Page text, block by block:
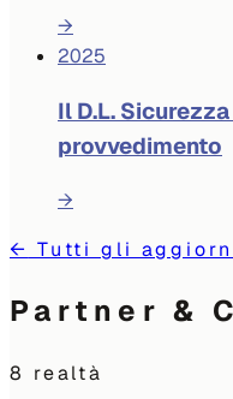
→
2025
Il D.L.
provvedimento
→
← Tutti gli
Partner &
8 realtà